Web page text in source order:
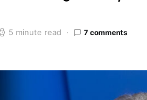
5 minute read 7 comments